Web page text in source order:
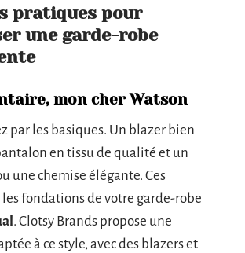
pratiques pour
une garde-robe
mon cher Watson
par les basiques. Un blazer bien
en tissu de qualité et un
une chemise élégante. Ces
les fondations de votre garde-robe
. Clotsy Brands propose une
à ce style, avec des blazers et